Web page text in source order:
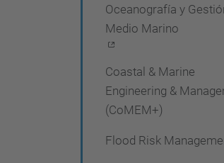
Oceanografía y
Medio Marino
Coastal & Marine
Engineering &
(CoMEM+)
Flood Risk